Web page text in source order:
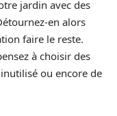
jardin avec des
en alors
faire le reste.
à choisir des
ou encore de